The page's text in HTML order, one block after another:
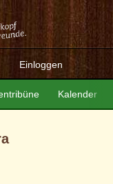
Einloggen
Kalender